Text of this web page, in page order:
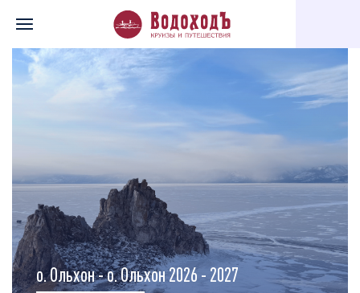
Главная Перечень всех доступных круизов
о. Ольхон - о. Ольхон 2026 - 2027